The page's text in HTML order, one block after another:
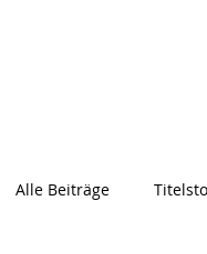
Alle Beiträge